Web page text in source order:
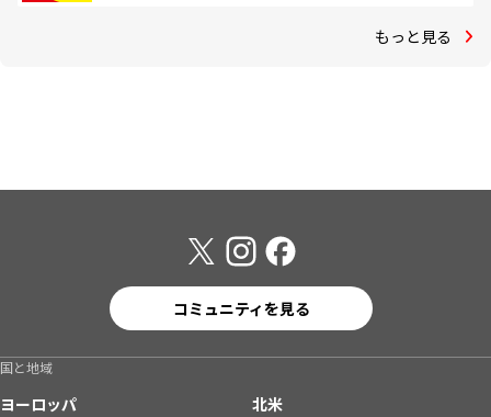
もっと見る
コミュニティを見る
国と地域
ヨーロッパ
北米